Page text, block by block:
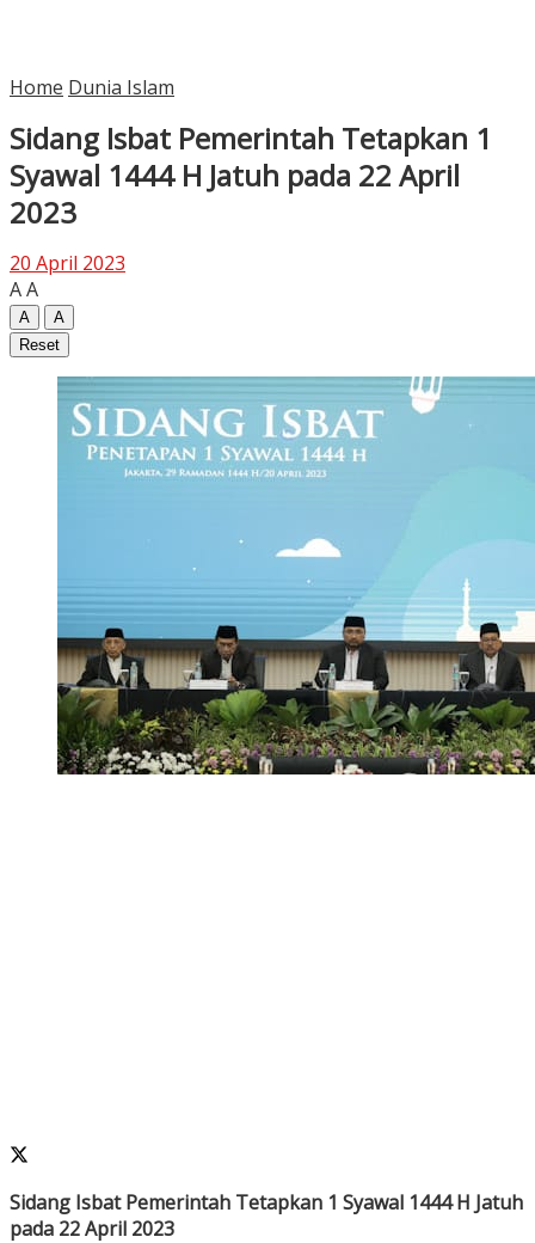
Home Dunia Islam
Sidang Isbat Pemerintah Tetapkan 1
Syawal 1444 H Jatuh pada 22 April
2023
20 April 2023
AA
A
A
Reset
Sidang Isbat Pemerintah Tetapkan 1 Syawal 1444 H Jatuh
pada 22 April 2023